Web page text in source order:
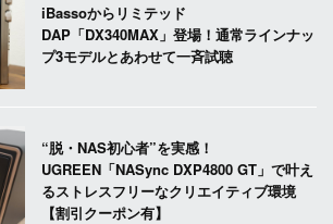
iBassoからリミテッド
DAP「DX340MAX」登場！通常ラインナッ
プ3モデルとあわせて一斉試聴
“脱・NAS初心者”を実感！
UGREEN「NASync DXP4800 GT」で叶え
るストレスフリーなクリエイティブ環境
【割引クーポン有】